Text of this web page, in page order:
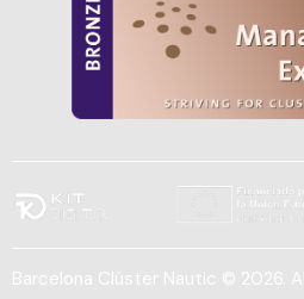
Barcelona Clúster Nautic © 2026.